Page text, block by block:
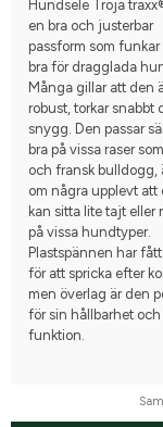
Hundsele Troja
en bra och justerbar
passform som funkar
bra för dragglada
Många gillar att den
robust, torkar snabbt
snygg. Den passar
bra på vissa raser
och fransk bulldogg,
om några upplevt att
kan sitta lite tajt eller
på vissa hundtyper.
Plastspännen har
för att spricka efter
men överlag är den
för sin hållbarhet och
funktion.